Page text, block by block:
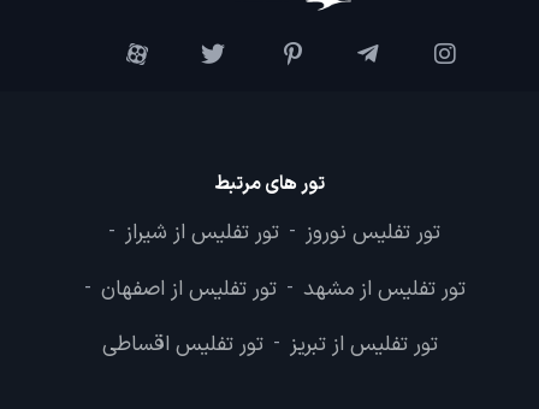
تور های مرتبط
تور تفلیس نوروز - تور تفلیس از شیراز -
تور تفلیس از مشهد - تور تفلیس از اصفهان -
تور تفلیس از تبریز - تور تفلیس اقساطی